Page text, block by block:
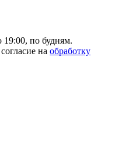
19:00, по будням.
на обработку